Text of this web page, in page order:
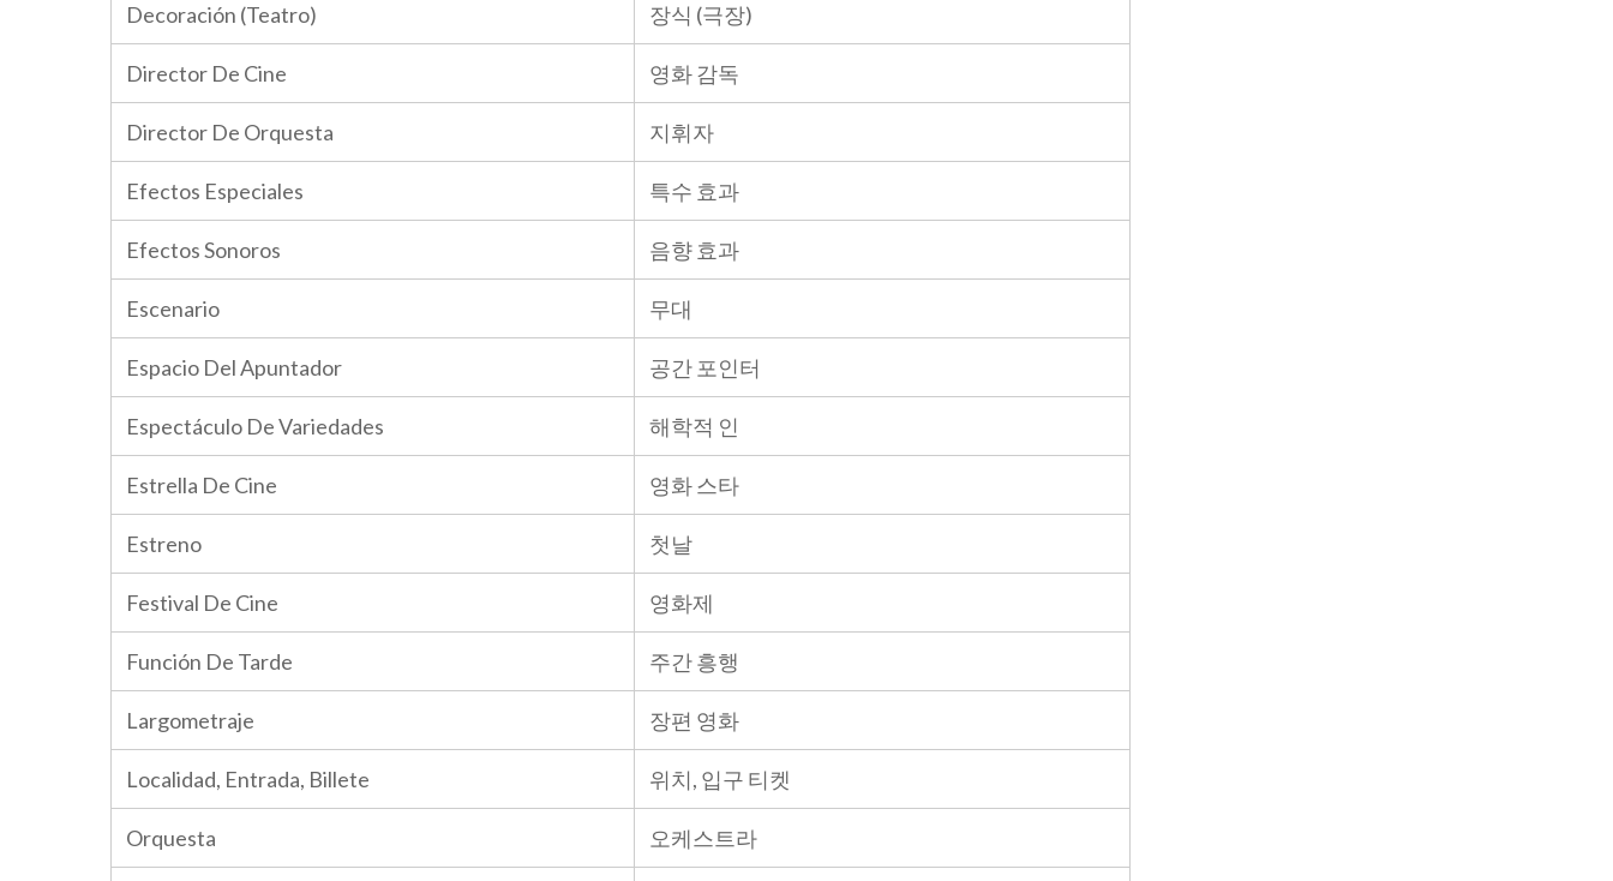
Decoración (Teatro) 장식 (극장)
Director De Cine 영화 감독
Director De Orquesta 지휘자
Efectos Especiales 특수 효과
Efectos Sonoros 음향 효과
Escenario 무대
Espacio Del Apuntador 공간 포인터
Espectáculo De Variedades 해학적 인
Estrella De Cine 영화 스타
Estreno 첫날
Festival De Cine 영화제
Función De Tarde 주간 흥행
Largometraje 장편 영화
Localidad, Entrada, Billete 위치, 입구 티켓
Orquesta 오케스트라